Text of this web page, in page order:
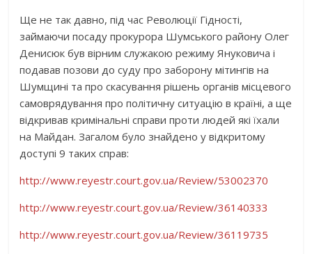
Ще не так давно, під час Революції Гідності,
займаючи посаду прокурора Шумського району Олег
Денисюк був вірним служакою режиму Януковича і
подавав позови до суду про заборону мітингів на
Шумщині та про скасування рішень органів місцевого
самоврядування про політичну ситуацію в країні, а ще
відкривав кримінальні справи проти людей які їхали
на Майдан. Загалом було знайдено у відкритому
доступі 9 таких справ:
http://www.reyestr.court.gov.ua/Review/53002370
http://www.reyestr.court.gov.ua/Review/36140333
http://www.reyestr.court.gov.ua/Review/36119735